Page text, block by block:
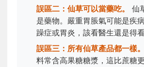
誤區二：仙草可以當藥吃。
仙
是藥物。嚴重胃脹氣可能是疾
躁症或胃炎，該看醫生還是得看
誤區三：所有仙草產品都一樣。
料常含高果糖糖漿，這比蔗糖